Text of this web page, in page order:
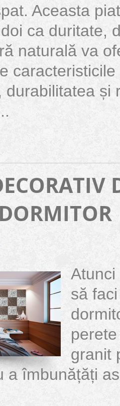
Aceasta
ca duritate,
naturală va
durabilitatea și
să
granit
a îmbunățăți